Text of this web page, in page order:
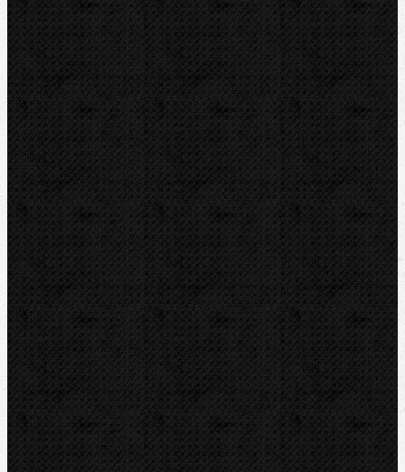
Řezáky a kolečka
Odhrotovače, kalibry
Úkosovače
Hasáky, kleště, klíče
Ohýbačky
Vyhrdlovače
Lisování
Závitořezy